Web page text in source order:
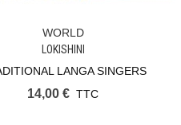
Ajouter Au Panier
WORLD
LOKISHINI
LANGA SINGERS
14,00 € TTC